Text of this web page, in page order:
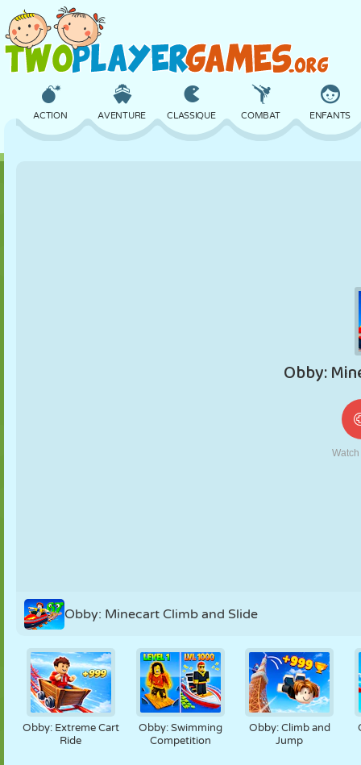
ACTION AVENTURE CLASSIQUE COMBAT ENFANTS
ROBOT
Obby: Minecart Climb and Slide
Obby: Extreme Cart
Ride
Obby: Swimming
Competition
Obby: Climb and
Jump